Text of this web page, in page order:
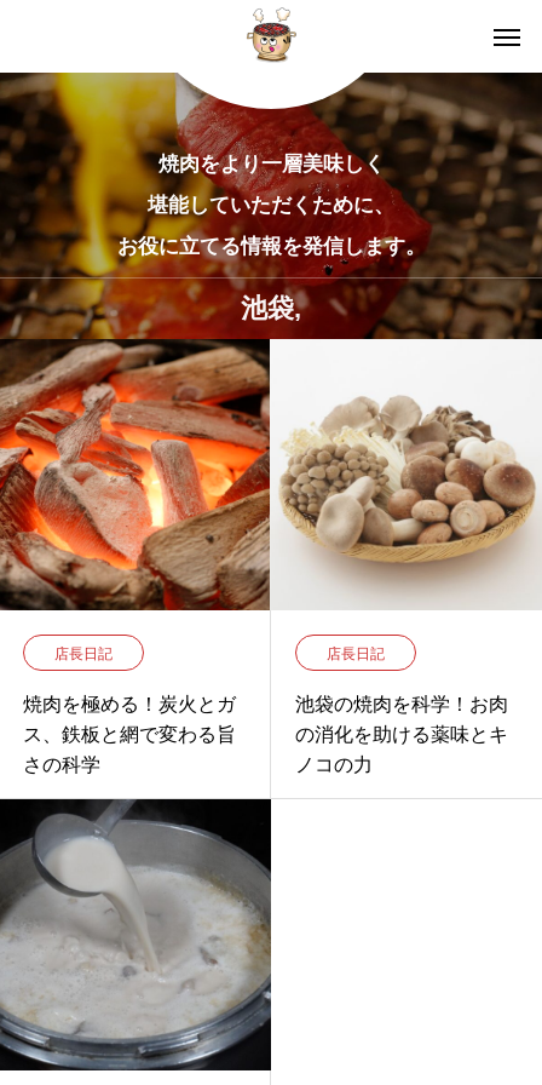
焼肉をより一層美味しく
堪能していただくために、
お役に立てる情報を発信します。
池袋,
店長日記
焼肉を極める！炭火とガ
ス、鉄板と網で変わる旨
さの科学
店長日記
池袋の焼肉を科学！お肉
の消化を助ける薬味とキ
ノコの力